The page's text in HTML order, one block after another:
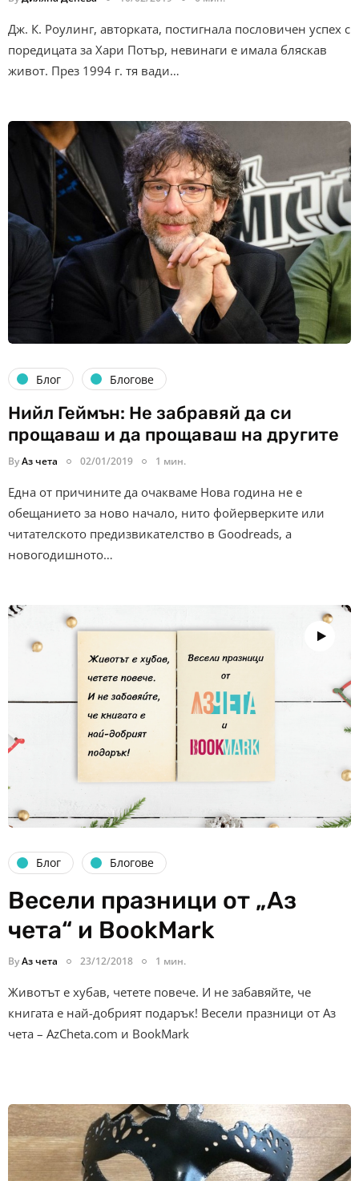
Дж. К. Роулинг, авторката, постигнала пословичен успех с
поредицата за Хари Потър, невинаги е имала бляскав
живот. През 1994 г. тя вади…
Блог Блогове
Нийл Геймън: Не забравяй да си
прощаваш и да прощаваш на другите
ByАз чета 02/01/2019 1 мин.
Една от причините да очакваме Нова година не е
обещанието за ново начало, нито фойерверките или
читателското предизвикателство в Goodreads, а
новогодишното…
Блог Блогове
Весели празници от „Аз
чета“ и BookMark
ByАз чета 23/12/2018 1 мин.
Животът е хубав, четете повече. И не забавяйте, че
книгата е най-добрият подарък! Весели празници от Аз
чета – AzCheta.com и BookMark